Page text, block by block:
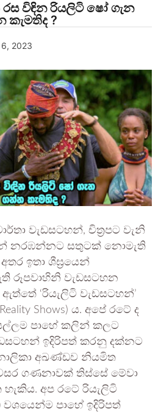
විඳින රියලිටි ෂෝ ගැන
?
2023
වැඩසටහන්, චිත්‍රපට වැනි
නරඹන්නට සතුටක් නොමැති
ඉතා ශීඝ්‍රයෙන්
රූපවාහිනි වැඩසටහන
‘රියැලිටි වැඩසටහන්’
Shows) ය. අපේ රටේ ද
පාහේ කලින් කලට
ඉදිරිපත් කරනු දක්නට
අඛණ්ඩව නියමිත
ගණනාවක් තිස්සේ මේවා
අප රටේ රියැලිටි
පාහේ ඉදිරිපත්